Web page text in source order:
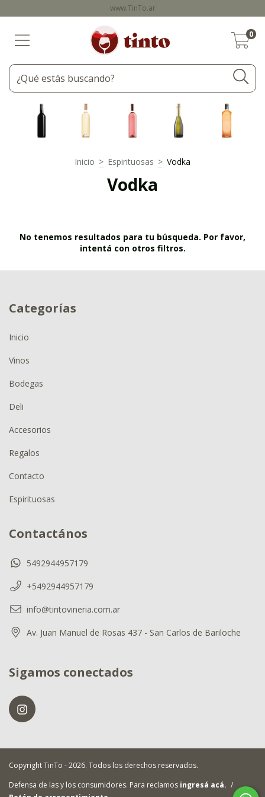
www.TinTo.ar
0
Inicio > Espirituosas > Vodka
Vodka
No tenemos resultados para tu búsqueda. Por favor,
intentá con otros filtros.
Categorías
Inicio
Vinos
Bodegas
Deli
Accesorios
Regalos
Contacto
Espirituosas
Contactános
5492944957179
+5492944957179
info@tintovineria.com.ar
Av. Juan Manuel de Rosas 437 - San Carlos de Bariloche
Sigamos conectados
Copyright TinTo - 2026. Todos los derechos reservados.
Defensa de las y los consumidores. Para reclamos ingresá acá. /